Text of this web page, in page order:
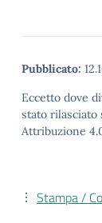
Pubblicato:
Eccetto dove
stato rilasciato
Attribuzione
Stampa /